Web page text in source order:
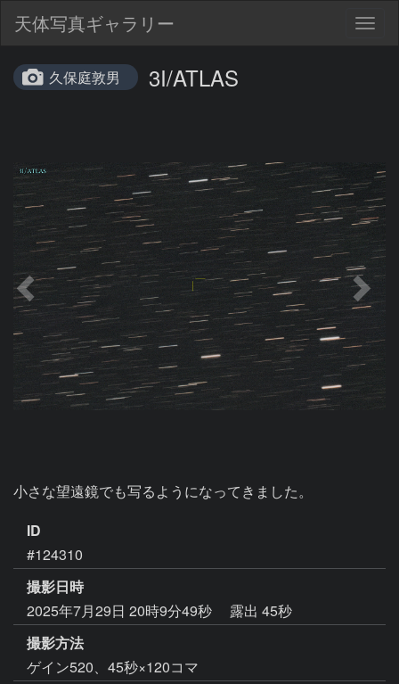
天体写真ギャラリー
久保庭敦男 3I/ATLAS
小さな望遠鏡でも写るようになってきました。
ID
#124310
撮影日時
2025年7月29日 20時9分49秒
露出 45秒
撮影方法
ゲイン520、45秒×120コマ